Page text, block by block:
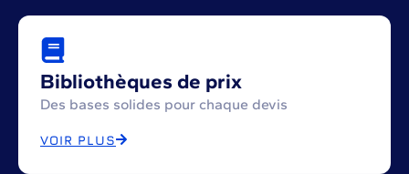
Bibliothèques de prix
Des bases solides pour chaque devis
VOIR PLUS